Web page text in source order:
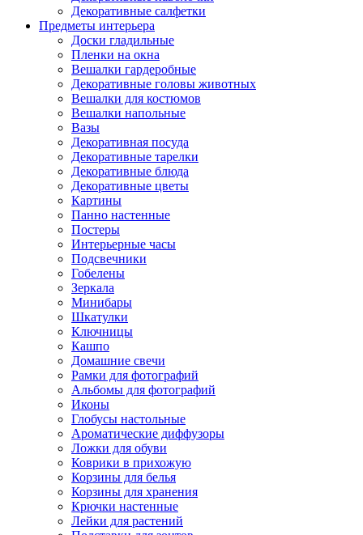
Декоративные салфетки
Предметы интерьера
Доски гладильные
Пленки на окна
Вешалки гардеробные
Декоративные головы животных
Вешалки для костюмов
Вешалки напольные
Вазы
Декоративная посуда
Декоративные тарелки
Декоративные блюда
Декоративные цветы
Картины
Панно настенные
Постеры
Интерьерные часы
Подсвечники
Гобелены
Зеркала
Минибары
Шкатулки
Ключницы
Кашпо
Домашние свечи
Рамки для фотографий
Альбомы для фотографий
Иконы
Глобусы настольные
Ароматические диффузоры
Ложки для обуви
Коврики в прихожую
Корзины для белья
Корзины для хранения
Крючки настенные
Лейки для растений